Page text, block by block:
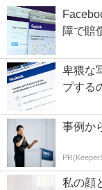
障で賠
卑猥な
プする
事例か
私の顔